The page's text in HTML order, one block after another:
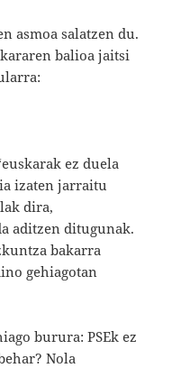
asmoa salatzen du.
balioa jaitsi
ez duela
izaten jarraitu
dira,
aditzen ditugunak.
bakarra
gehiagotan
burura: PSEk ez
Nola